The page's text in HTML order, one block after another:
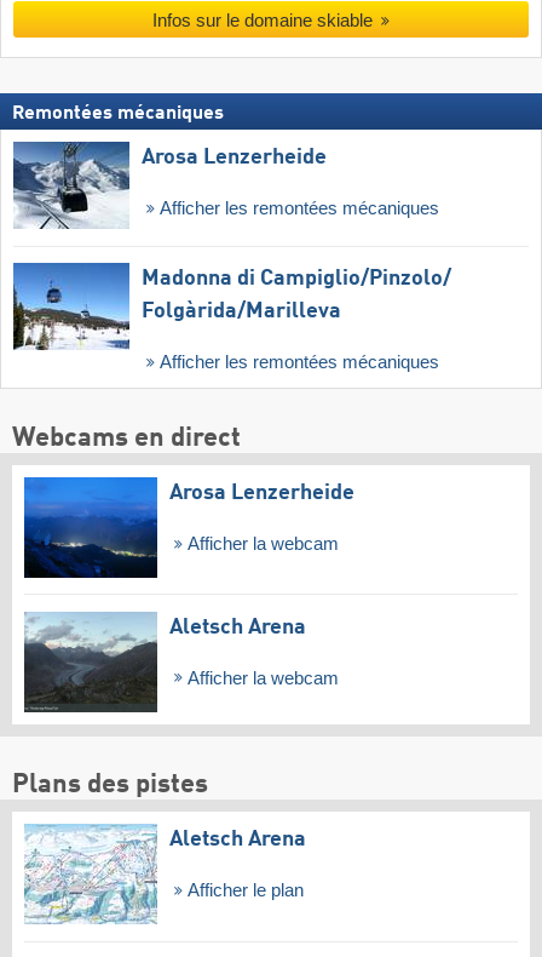
Infos sur le domaine skiable
Remontées mécaniques
Arosa Lenzerheide
Afficher les remontées mécaniques
Madonna di Campiglio/​Pinzolo/​
Folgàrida/​Marilleva
Afficher les remontées mécaniques
Webcams en direct
Arosa Lenzerheide
Afficher la webcam
Aletsch Arena
Afficher la webcam
Plans des pistes
Aletsch Arena
Afficher le plan